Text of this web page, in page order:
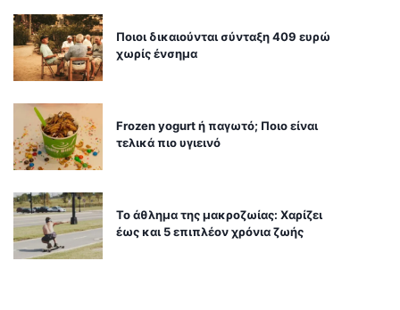
Ποιοι δικαιούνται σύνταξη 409 ευρώ
χωρίς ένσημα
Frozen yogurt ή παγωτό; Ποιο είναι
τελικά πιο υγιεινό
Το άθλημα της μακροζωίας: Χαρίζει
έως και 5 επιπλέον χρόνια ζωής